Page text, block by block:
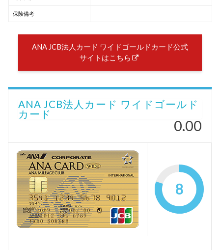
保険備考 -
ANA JCB法人カード ワイドゴールドカード公式
サイトはこちら
ANA JCB法人カード ワイドゴールド
カード
0.00
8